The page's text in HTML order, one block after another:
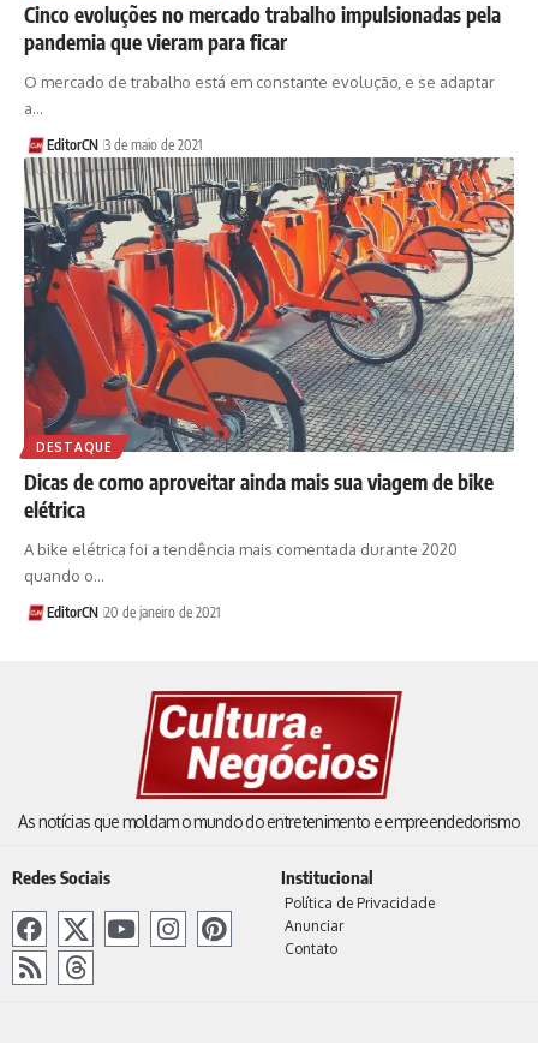
Cinco evoluções no mercado trabalho impulsionadas pela
pandemia que vieram para ficar
O mercado de trabalho está em constante evolução, e se adaptar
a…
EditorCN 3 de maio de 2021
DESTAQUE
Dicas de como aproveitar ainda mais sua viagem de bike
elétrica
A bike elétrica foi a tendência mais comentada durante 2020
quando o…
EditorCN 20 de janeiro de 2021
As notícias que moldam o mundo do entretenimento e empreendedorismo
Redes Sociais Institucional
Política de Privacidade
Anunciar
Contato